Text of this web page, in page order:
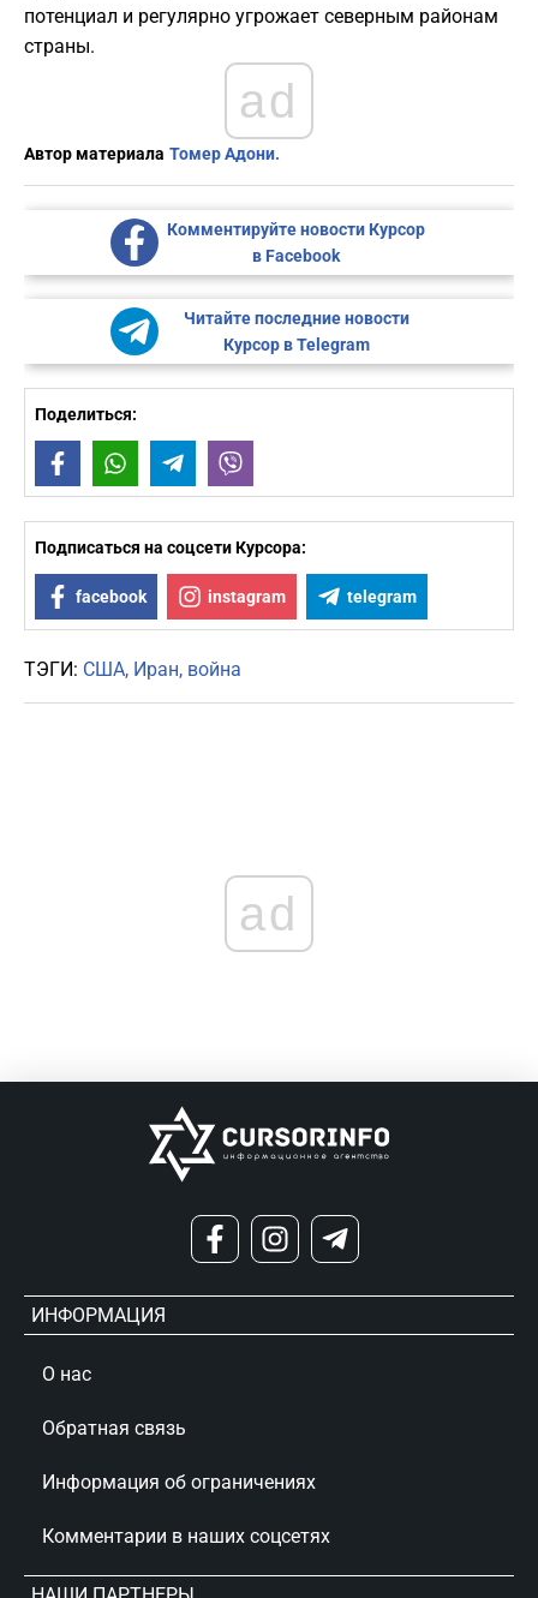
потенциал и регулярно угрожает северным районам
страны.
ad
Автор материала Томер Адони.
Комментируйте новости Курсор
в Facebook
Читайте последние новости
Курсор в Telegram
Поделиться:
FacebookWhatsAppTelegram
Подписаться на соцсети Курсора:
facebook instagram telegram
ТЭГИ: США Иран война
ad
ИНФОРМАЦИЯ
О нас
Обратная связь
Информация об ограничениях
Комментарии в наших соцсетях